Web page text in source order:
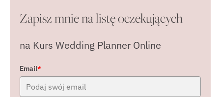
Zapisz mnie na listę oczekujących
na Kurs Wedding Planner Online
Email*